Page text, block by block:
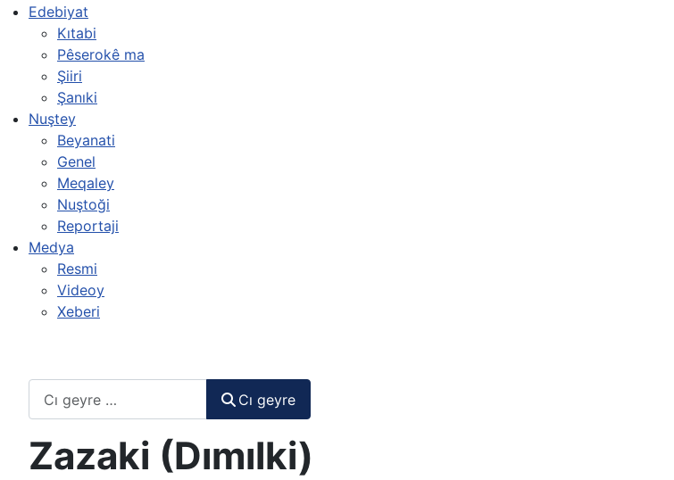
Edebiyat
Kıtabi
Pêserokê ma
Şiiri
Şanıki
Nuştey
Beyanati
Genel
Meqaley
Nuştoği
Reportaji
Medya
Resmi
Videoy
Xeberi
Cı geyre
Zazaki (Dımılki)